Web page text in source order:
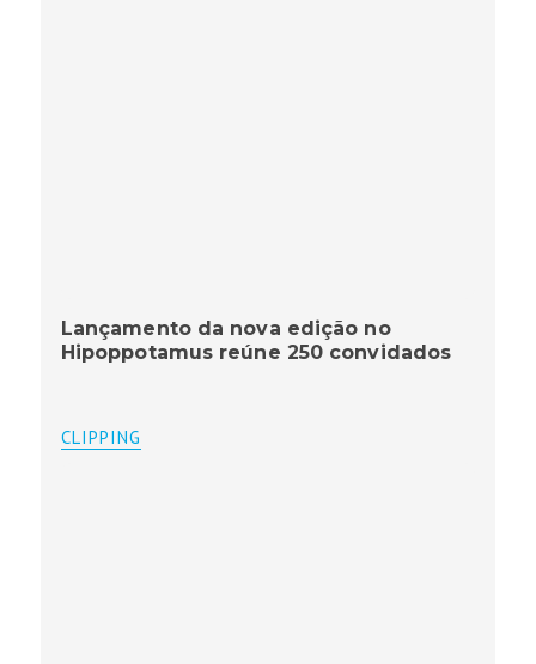
Lançamento da nova edição no
Hipoppotamus reúne 250 convidados
CLIPPING